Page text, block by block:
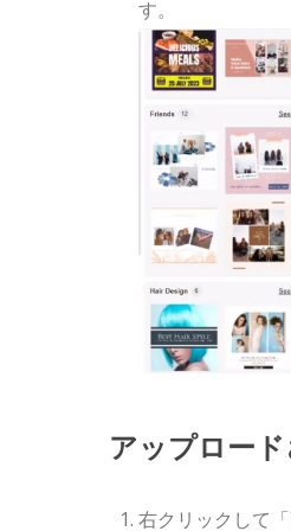
す。
アップロー
右クリックして